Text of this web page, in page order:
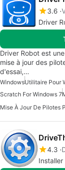
3.6
Driver
Driver Robot est
mise à jour des
d'essai,…
WindowsUtilitaire Pour
Scratch For Windows 7
Mise À Jour De Pilotes
4.3